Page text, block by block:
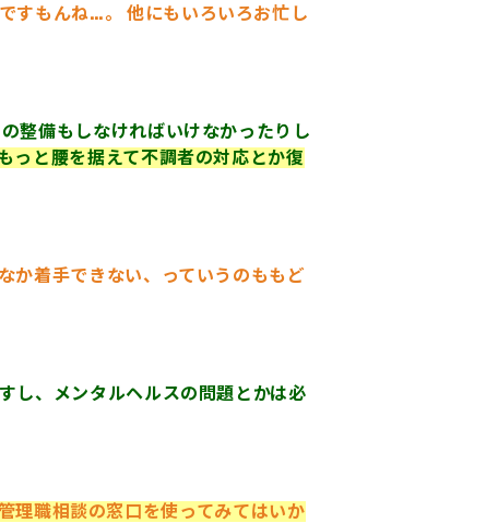
ですもんね…。 他にもいろいろお忙し
整備もしなければいけなかったりし
っと腰を据えて不調者の対応とか復
か着手できない、っていうのももど
し、メンタルヘルスの問題とかは必
理職相談の窓口を使ってみてはいか